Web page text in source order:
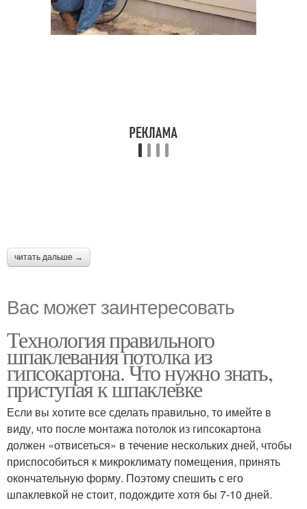
читать дальше →
Вас может заинтересовать
Технология правильного
шпаклевания потолка из
гипсокартона. Что нужно знать,
приступая к шпаклевке
Если вы хотите все сделать правильно, то имейте в
виду, что после монтажа потолок из гипсокартона
должен «отвисеться» в течение нескольких дней, чтобы
приспособиться к микроклимату помещения, принять
окончательную форму. Поэтому спешить с его
шпаклевкой не стоит, подождите хотя бы 7-10 дней.